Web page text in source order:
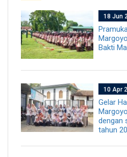
18 Jun
Bakti
10 Apr
Gelar
dengan
tahun